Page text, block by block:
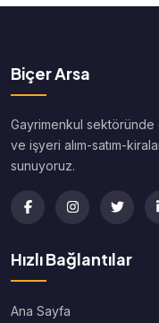
Biçer Arsa
Gayrimenkul sektöründe
ve işyeri alım-satım-
sunuyoruz.
Hızlı Bağlantılar
Ana Sayfa